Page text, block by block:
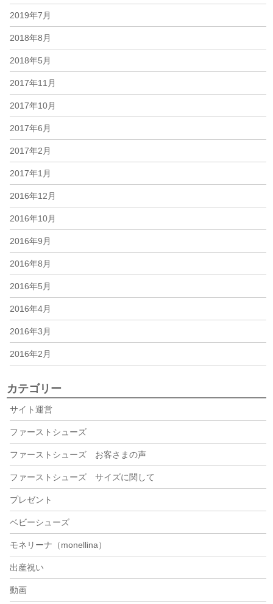
2019年7月
2018年8月
2018年5月
2017年11月
2017年10月
2017年6月
2017年2月
2017年1月
2016年12月
2016年10月
2016年9月
2016年8月
2016年5月
2016年4月
2016年3月
2016年2月
カテゴリー
サイト運営
ファーストシューズ
ファーストシューズ お客さまの声
ファーストシューズ サイズに関して
プレゼント
ベビーシューズ
モネリーナ（monellina）
出産祝い
動画